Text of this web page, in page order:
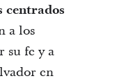
centrados
a los
su fe y a
en